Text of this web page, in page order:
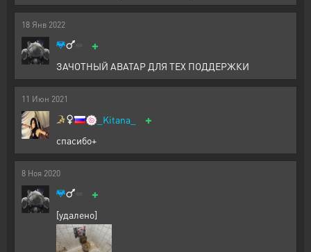
18 Янв 2022
+
ЗАЧОТНЫЙ АВАТАР ДЛЯ ТЕХ ПОДДЕРЖКИ
11 Июн 2021
🍥 _Kitana_ +
спасибо+
8 Ноя 2020
+
[удалено]